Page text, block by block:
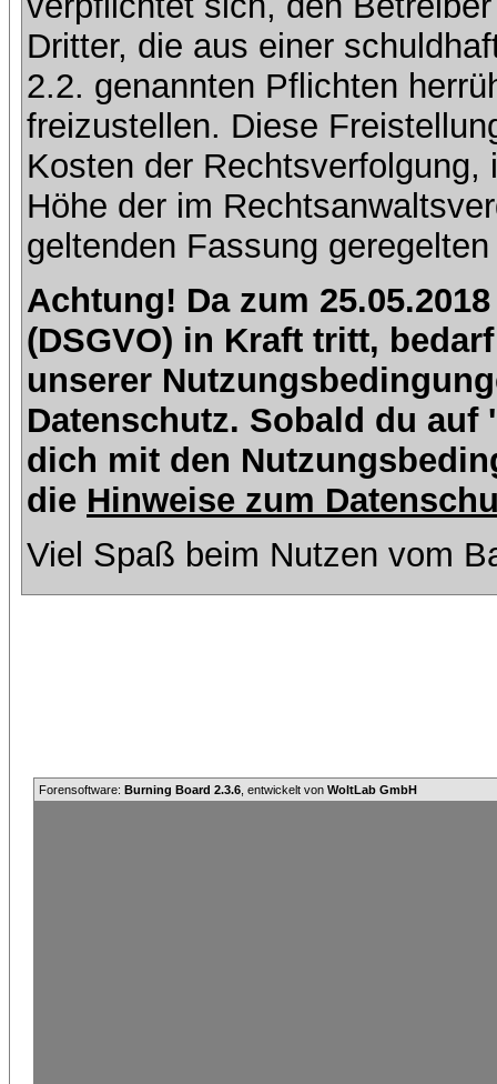
Dritter, die aus einer
2.2. genannten Pflichten
freizustellen. Diese
Kosten der
Höhe der im
geltenden Fassung
Achtung! Da zum
(DSGVO) in Kraft tritt,
unserer
Datenschutz. Sobald du
dich mit den
die Hinweise zum
Viel Spaß beim Nutzen vom
Forensoftware: Burning Board 2.3.6 , entwickelt von WoltLab GmbH